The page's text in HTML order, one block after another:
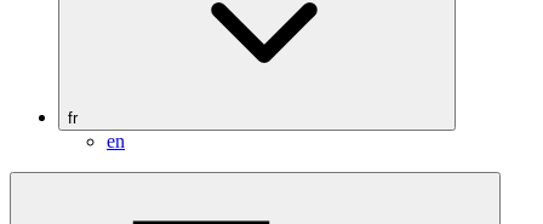
fr
en